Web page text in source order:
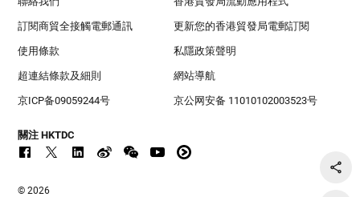
訂閱商貿全接觸電郵通訊 更新您的香港貿發局電郵訂閱
使用條款 私隱政策聲明
超連結條款及細則 網站導航
京ICP备09059244号 京公网安备 11010102003523号
關注 HKTDC
© 2026